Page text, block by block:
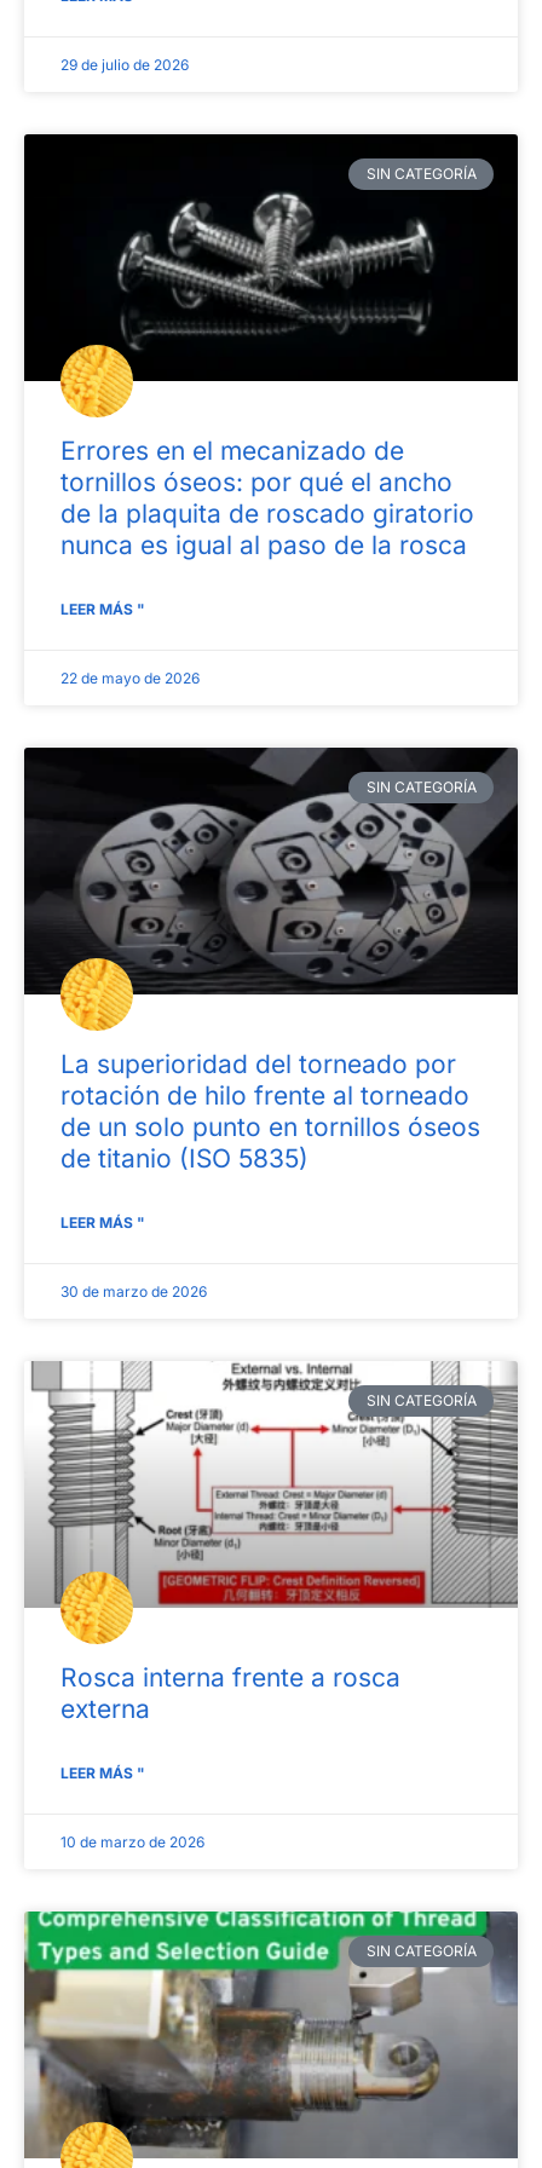
29 de julio de 2026
SIN CATEGORÍA
Errores en el mecanizado de
tornillos óseos: por qué el ancho
de la plaquita de roscado giratorio
nunca es igual al paso de la rosca
LEER MÁS "
22 de mayo de 2026
SIN CATEGORÍA
La superioridad del torneado por
rotación de hilo frente al torneado
de un solo punto en tornillos óseos
de titanio (ISO 5835)
LEER MÁS "
30 de marzo de 2026
SIN CATEGORÍA
Rosca interna frente a rosca
externa
LEER MÁS "
10 de marzo de 2026
SIN CATEGORÍA